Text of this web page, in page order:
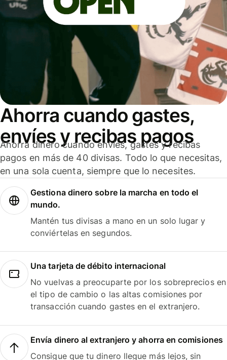
Ahorra cuando gastes,
envíes y recibas pagos
Ahorra dinero cuando envíes, gastes y recibas
pagos en más de 40 divisas. Todo lo que necesitas,
en una sola cuenta, siempre que lo necesites.
Gestiona dinero sobre la marcha en todo el
mundo.
Mantén tus divisas a mano en un solo lugar y
conviértelas en segundos.
Una tarjeta de débito internacional
No vuelvas a preocuparte por los sobreprecios en
el tipo de cambio o las altas comisiones por
transacción cuando gastes en el extranjero.
Envía dinero al extranjero y ahorra en comisiones
Consigue que tu dinero llegue más lejos, sin